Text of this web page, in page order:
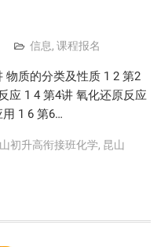
信息, 课程报名
物质的分类及性质 1 2 第2
应 1 4 第4讲 氧化还原反应
1 6 第6…
初升高衔接班化学, 昆山